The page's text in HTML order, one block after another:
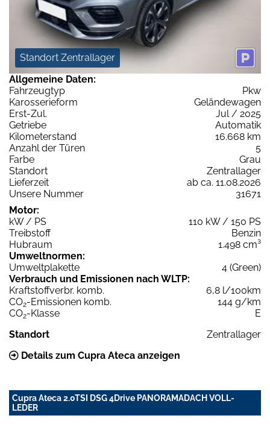
Standort Zentrallager
Allgemeine Daten:
Fahrzeugtyp
Pkw
Karosserieform
Geländewagen
Erst-Zul.
Jul / 2025
Getriebe
Automatik
Kilometerstand
16.668 km
Anzahl der Türen
5
Farbe
Grau
Standort
Zentrallager
Lieferzeit
ab ca. 11.08.2026
Unsere Nummer
31671
Motor:
kW / PS
110 kW / 150 PS
Treibstoff
Benzin
Hubraum
1.498 cm³
Umweltnormen:
Umweltplakette
4 (Green)
Verbrauch und Emissionen nach WLTP:
Kraftstoffverbr. komb.
6,8 l/100km
CO2-Emissionen komb.
144 g/km
CO2-Klasse
E
Standort
Zentrallager
Details zum Cupra Ateca anzeigen
Cupra Ateca 2.0TSI DSG 4Drive PANORAMADACH VOLL-
LEDER